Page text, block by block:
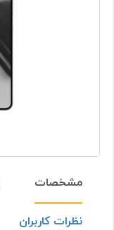
مشخصات
نظرات کاربران